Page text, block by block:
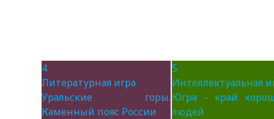
4
Литературная игра
Уральские горы.
Каменный пояс России
5
Интеллектуальная
Югра – край
людей